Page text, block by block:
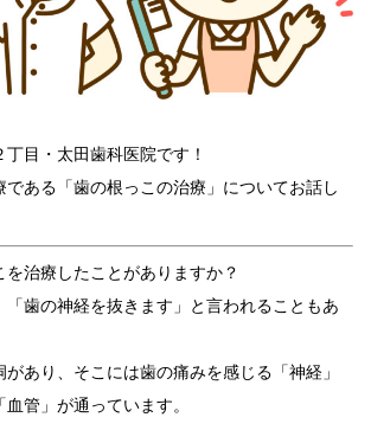
目・太田歯科医院です！
である「歯の根っこの治療」についてお話し
を治療したことがありますか？
「歯の神経を抜きます」と言われることもあ
あり、そこには歯の痛みを感じる「神経」
管」が通っています。